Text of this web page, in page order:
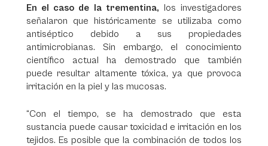
En el caso de la trementina, los investigadores
señalaron que históricamente se utilizaba como
antiséptico debido a sus propiedades
antimicrobianas. Sin embargo, el conocimiento
científico actual ha demostrado que también
puede resultar altamente tóxica, ya que provoca
irritación en la piel y las mucosas.
“Con el tiempo, se ha demostrado que esta
sustancia puede causar toxicidad e irritación en los
tejidos. Es posible que la combinación de todos los